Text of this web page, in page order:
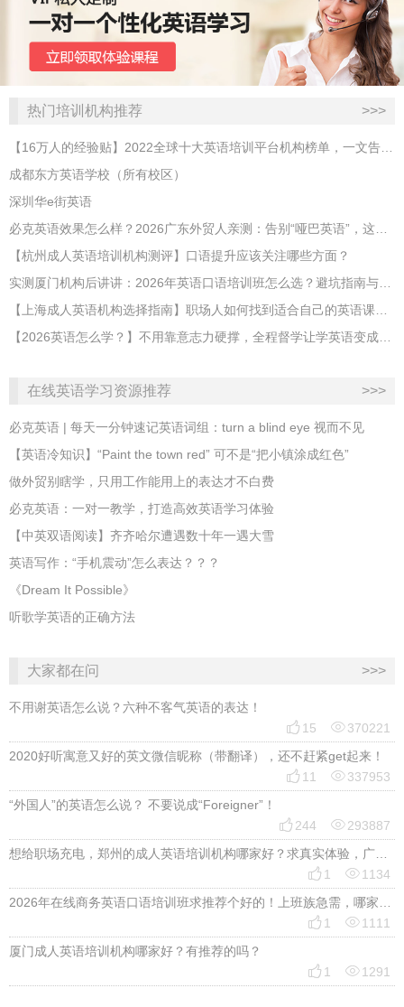
热门培训机构推荐 >>>
【16万人的经验贴】2022全球十大英语培训平台机构榜单，一文告诉你
成都东方英语学校（所有校区）
深圳华e街英语
必克英语效果怎么样？2026广东外贸人亲测：告别“哑巴英语”，这才是成年人最高效的自救指南！
【杭州成人英语培训机构测评】口语提升应该关注哪些方面？
实测厦门机构后讲讲：2026年英语口语培训班怎么选？避坑指南与高效学习新范式
【上海成人英语机构选择指南】职场人如何找到适合自己的英语课程？
【2026英语怎么学？】不用靠意志力硬撑，全程督学让学英语变成日常习惯
在线英语学习资源推荐 >>>
必克英语 | 每天一分钟速记英语词组：turn a blind eye 视而不见
​【英语冷知识】“Paint the town red” 可不是“把小镇涂成红色”
做外贸别瞎学，只用工作能用上的表达才不白费
必克英语：一对一教学，打造高效英语学习体验
【中英双语阅读】齐齐哈尔遭遇数十年一遇大雪
英语写作：“手机震动”怎么表达？？？
《Dream It Possible》
听歌学英语的正确方法
大家都在问 >>>
不用谢英语怎么说？六种不客气英语的表达！
 15 370221
2020好听寓意又好的英文微信昵称（带翻译），还不赶紧get起来！
 11 337953
“外国人”的英语怎么说？ 不要说成“Foreigner”！
 244 293887
想给职场充电，郑州的成人英语培训机构哪家好？求真实体验，广告勿扰，感谢！
 1 1134
2026年在线商务英语口语培训班求推荐个好的！上班族急需，哪家好？
 1 1111
厦门成人英语培训机构哪家好？有推荐的吗？
 1 1291